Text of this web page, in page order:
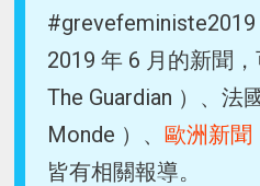
2019 年 6 月的新聞
The Guardian ）、法
Monde ）、歐洲新聞
皆有相關報導。